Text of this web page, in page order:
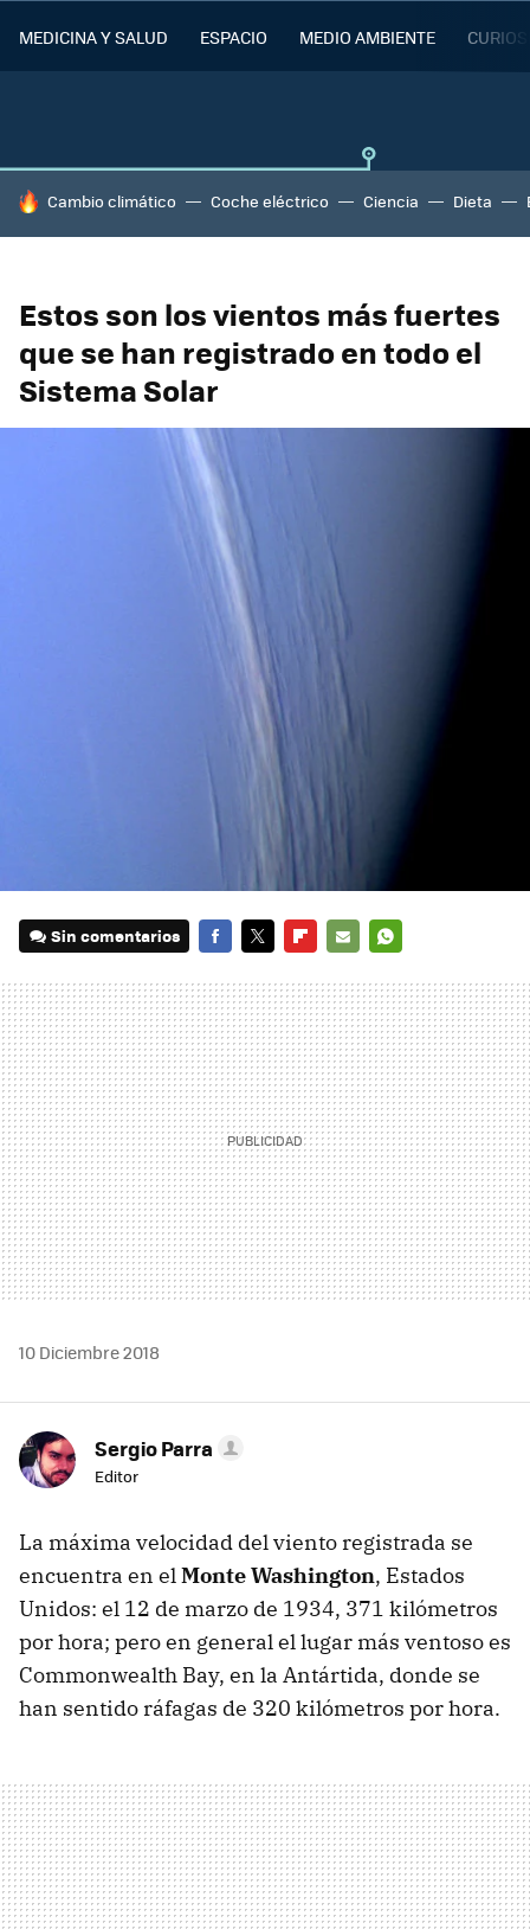
MEDICINA Y SALUD ESPACIO MEDIO AMBIENTE
HOY SE HABLA DE
Cambio climático Coche eléctrico Ciencia Dieta
Estos son los vientos más fuertes
que se han registrado en todo el
Sistema Solar
Sin comentarios
MAIL
10 Diciembre 2018
Sergio Parra
Editor
La máxima velocidad del viento registrada se
encuentra en elMonte Washington, Estados
Unidos: el 12 de marzo de 1934, 371 kilómetros
por hora; pero en general el lugar más ventoso es
Commonwealth Bay, en la Antártida, donde se
han sentido ráfagas de 320 kilómetros por hora.